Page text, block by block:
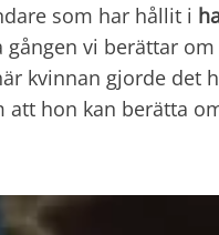
som har hållit i
gången vi berättar
kvinnan gjorde det
att hon kan berätta